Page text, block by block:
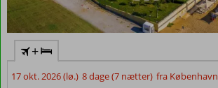
+
17 okt. 2026 (lø.) 8 dage (7 nætter) fra København